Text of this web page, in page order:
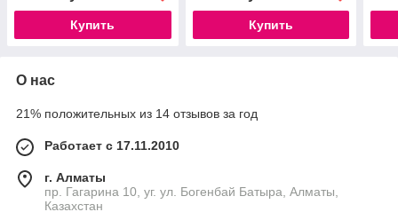
Купить Купить
О нас
21% положительных из 14 отзывов за год
Работает с 17.11.2010
г. Алматы
пр. Гагарина 10, уг. ул. Богенбай Батыра, Алматы,
Казахстан